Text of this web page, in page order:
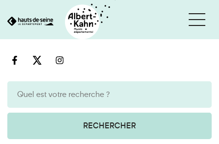
au
RECHERCHER
Cookies et traceurs utilisés sur ce site